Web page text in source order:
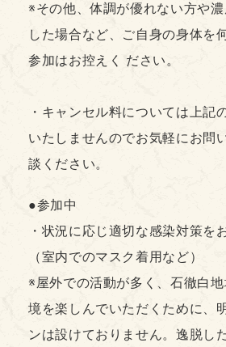
※その他、体調が優れない方や
した場合など、ご自身の身体を
参加はお控えく ださい。
・キャンセル料については上記
いたしませんのでお気軽にお問
談ください。
●参加中
・状況に応じ適切な感染対策を
（室内でのマスク着用など）
※屋外での活動が多く、石徹白
境を楽しんでいただくために、
ンは設けておりません。逸脱し